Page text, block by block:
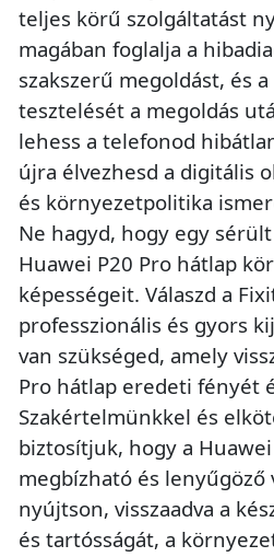
teljes körű szolgáltatást
magában foglalja a
szakszerű megoldást, és
tesztelését a megoldás
lehess a telefonod
újra élvezhesd a digitális
és környezetpolitika
Ne hagyd, hogy egy
Huawei P20 Pro hátlap
képességeit. Válaszd a
professzionális és gyors
van szükséged, amely
Pro hátlap eredeti fényét
Szakértelmünkkel és
biztosítjuk, hogy a
megbízható és
nyújtson, visszaadva a
és tartósságát, a